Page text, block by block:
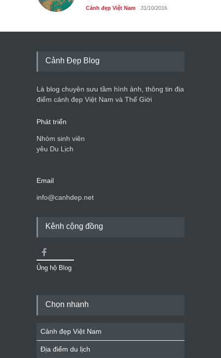
Cảnh đẹp Việt Nam 31/10/2016
Cảnh Đẹp Blog
Là blog chuyên sưu tầm hình ảnh, thông tin địa
điểm cảnh đẹp Việt Nam và Thế Giới
Phát triển
Nhóm sinh viên
yêu Du Lịch
Email
info@canhdep.net
Kênh cộng đồng
Ủng hộ Blog
Chọn nhanh
Cảnh đẹp Việt Nam
Địa điểm du lịch